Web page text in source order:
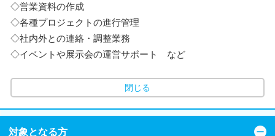
◇営業資料の作成
◇各種プロジェクトの進行管理
◇社内外との連絡・調整業務
◇イベントや展示会の運営サポート など
閉じる
対象となる方